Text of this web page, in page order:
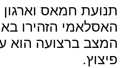
תנועת חמאס
האסלאמי הזהירו
המצב ברצועה הוא
פיצוץ.